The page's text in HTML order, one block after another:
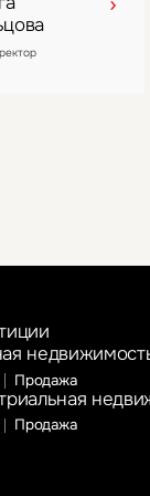
Продажа
Продажа